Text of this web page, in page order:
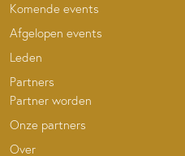
Komende events
Afgelopen events
Leden
Partners
Partner worden
Onze partners
Over